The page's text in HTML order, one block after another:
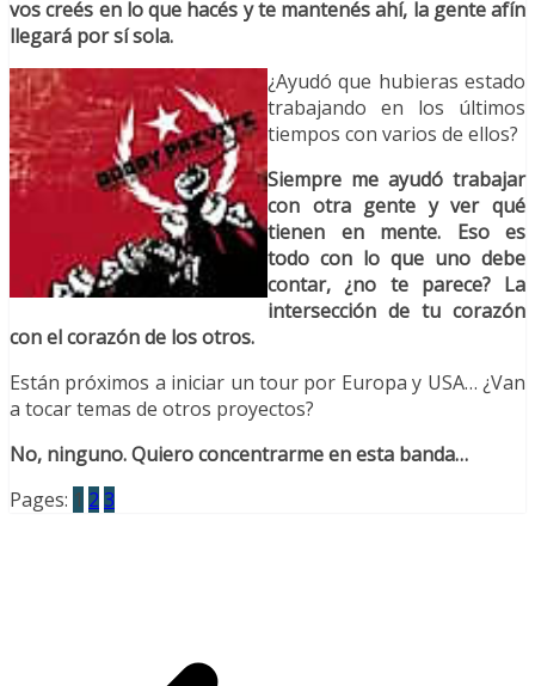
vos creés en lo que hacés y te mantenés ahí, la gente afín
llegará por sí sola.
¿Ayudó que hubieras estado
trabajando en los últimos
tiempos con varios de ellos?
Siempre me ayudó trabajar
con otra gente y ver qué
tienen en mente. Eso es
todo con lo que uno debe
contar, ¿no te parece? La
intersección de tu corazón
con el corazón de los otros.
Están próximos a iniciar un tour por Europa y USA… ¿Van
a tocar temas de otros proyectos?
No, ninguno. Quiero concentrarme en esta banda…
Pages: 1 2 3